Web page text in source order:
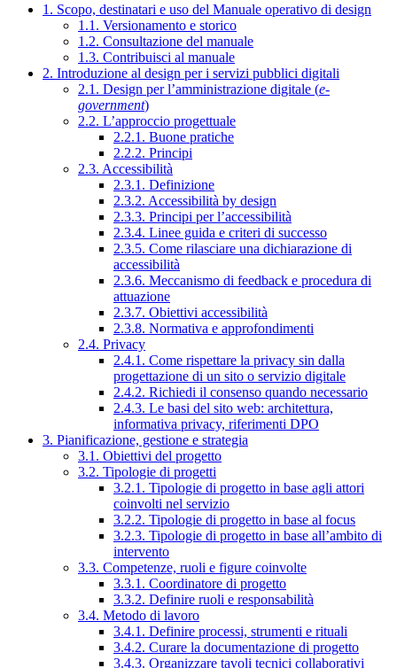
1. Scopo, destinatari e uso del Manuale operativo di design
1.1. Versionamento e storico
1.2. Consultazione del manuale
1.3. Contribuisci al manuale
2. Introduzione al design per i servizi pubblici digitali
2.1. Design per l’amministrazione digitale (e-
government)
2.2. L’approccio progettuale
2.2.1. Buone pratiche
2.2.2. Principi
2.3. Accessibilità
2.3.1. Definizione
2.3.2. Accessibilità by design
2.3.3. Principi per l’accessibilità
2.3.4. Linee guida e criteri di successo
2.3.5. Come rilasciare una dichiarazione di
accessibilità
2.3.6. Meccanismo di feedback e procedura di
attuazione
2.3.7. Obiettivi accessibilità
2.3.8. Normativa e approfondimenti
2.4. Privacy
2.4.1. Come rispettare la privacy sin dalla
progettazione di un sito o servizio digitale
2.4.2. Richiedi il consenso quando necessario
2.4.3. Le basi del sito web: architettura,
informativa privacy, riferimenti DPO
3. Pianificazione, gestione e strategia
3.1. Obiettivi del progetto
3.2. Tipologie di progetti
3.2.1. Tipologie di progetto in base agli attori
coinvolti nel servizio
3.2.2. Tipologie di progetto in base al focus
3.2.3. Tipologie di progetto in base all’ambito di
intervento
3.3. Competenze, ruoli e figure coinvolte
3.3.1. Coordinatore di progetto
3.3.2. Definire ruoli e responsabilità
3.4. Metodo di lavoro
3.4.1. Definire processi, strumenti e rituali
3.4.2. Curare la documentazione di progetto
3.4.3. Organizzare tavoli tecnici collaborativi